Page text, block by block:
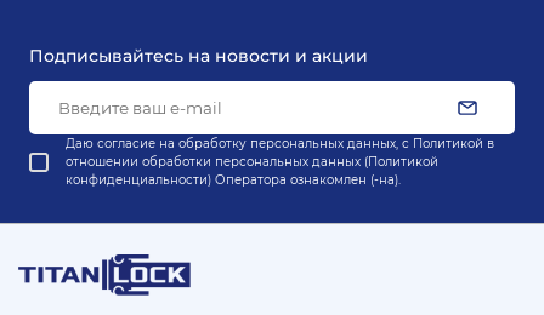
Подписывайтесь на новости и акции
Даю согласие на обработку персональных данных, с Политикой в
отношении обработки персональных данных (Политикой
конфиденциальности) Оператора ознакомлен (-на).